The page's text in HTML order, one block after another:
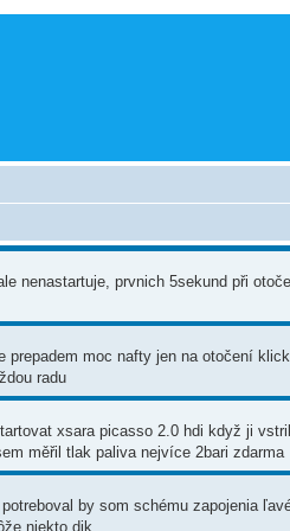
nenastartuje, prvnich 5sekund při
moc nafty jen na otočení
radu
xsara picasso 2.0 hdi když ji
měřil tlak paliva nejvíce 2bari zdarma
by som schému zapojenia
niekto dik